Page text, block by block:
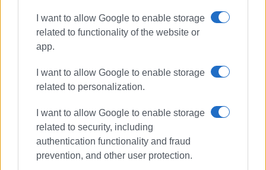
I want to allow Google to enable storage
related to functionality of the website or
app.
I want to allow Google to enable storage
related to personalization.
I want to allow Google to enable storage
related to security, including
authentication functionality and fraud
prevention, and other user protection.
ΓΙΩΡΓΟΣ ΚΑΤΣΑΪΤΗΣ
Είναι ο εκδότης - διευθυντής της Ενημέρωσης.
Έχει σπουδάσει και εργαστεί ως μηχανικός και
δεκαετίας του 1980. Έχει συνεργαστεί με σχεδόν
όλες τις αθηναϊκές εφημερίδες. Διετέλεσε
πρόεδρος του Συνδέσμου Ημερησίων
Περιφερειακών Εφημερίδων, τον οποίον